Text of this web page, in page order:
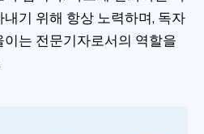
기 위해 항상 노력하며, 독자
는 전문기자로서의 역할을